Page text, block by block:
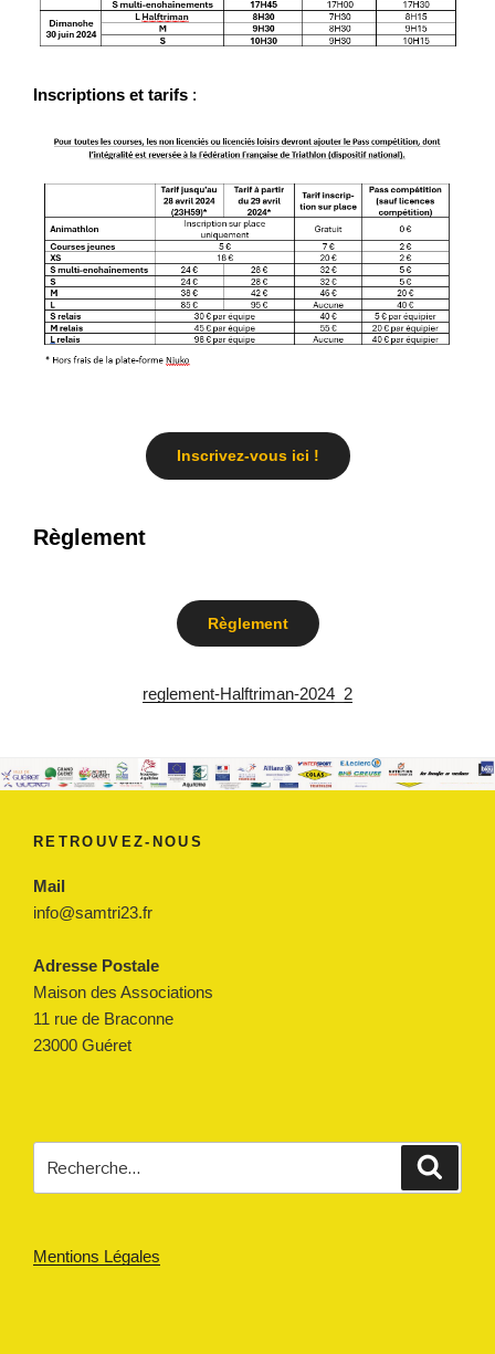
Inscriptions et tarifs :
Inscrivez-vous ici !
Règlement
Règlement
reglement-Halftriman-2024_2
RETROUVEZ-NOUS
Mail
info@samtri23.fr
Adresse Postale
Maison des Associations
11 rue de Braconne
23000 Guéret
Mentions Légales